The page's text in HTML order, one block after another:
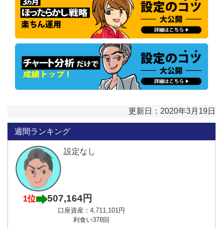
更新日：2020年3月19日
週間ランキング
設定なし
1位 507,164円
口座資産：4,711,101円
利食い378回